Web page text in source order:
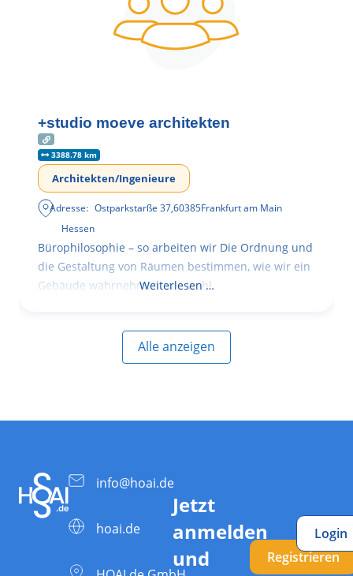
+studio moeve architekten
3388.78 km
Architekten/Ingenieure
Adresse: Ostparkstarße 37,60385Frankfurt am Main
Hessen
Bürophilosophie – so arbeiten wir Die Ordnung und
die Gestaltung von Räumen bestimmen, wie wir ein
Gebäude wahrnehmen, wie wohl
Weiterlesen …
Alle anzeigen
info@hoai.de
hoai.de
Jetzt
anmelden
und
Registrieren
Login